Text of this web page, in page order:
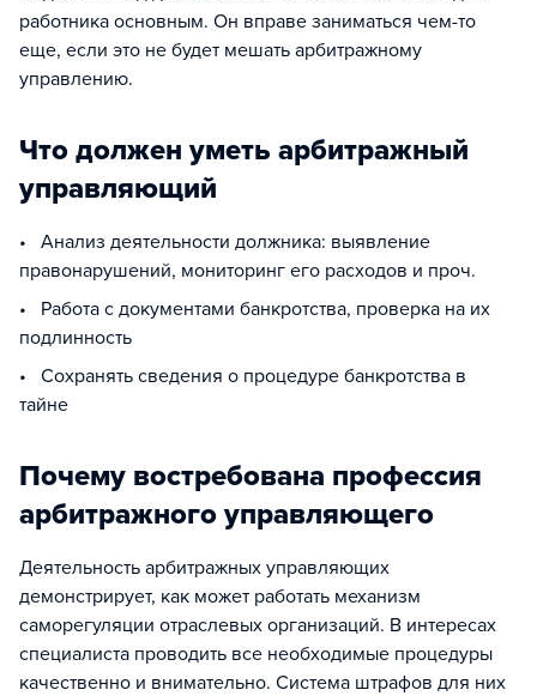
работника основным. Он вправе заниматься чем-то
еще, если это не будет мешать арбитражному
управлению.
Что должен уметь арбитражный
управляющий
• Анализ деятельности должника: выявление
правонарушений, мониторинг его расходов и проч.
• Работа с документами банкротства, проверка на их
подлинность
• Сохранять сведения о процедуре банкротства в
тайне
Почему востребована профессия
арбитражного управляющего
Деятельность арбитражных управляющих
демонстрирует, как может работать механизм
саморегуляции отраслевых организаций. В интересах
специалиста проводить все необходимые процедуры
качественно и внимательно. Система штрафов для них